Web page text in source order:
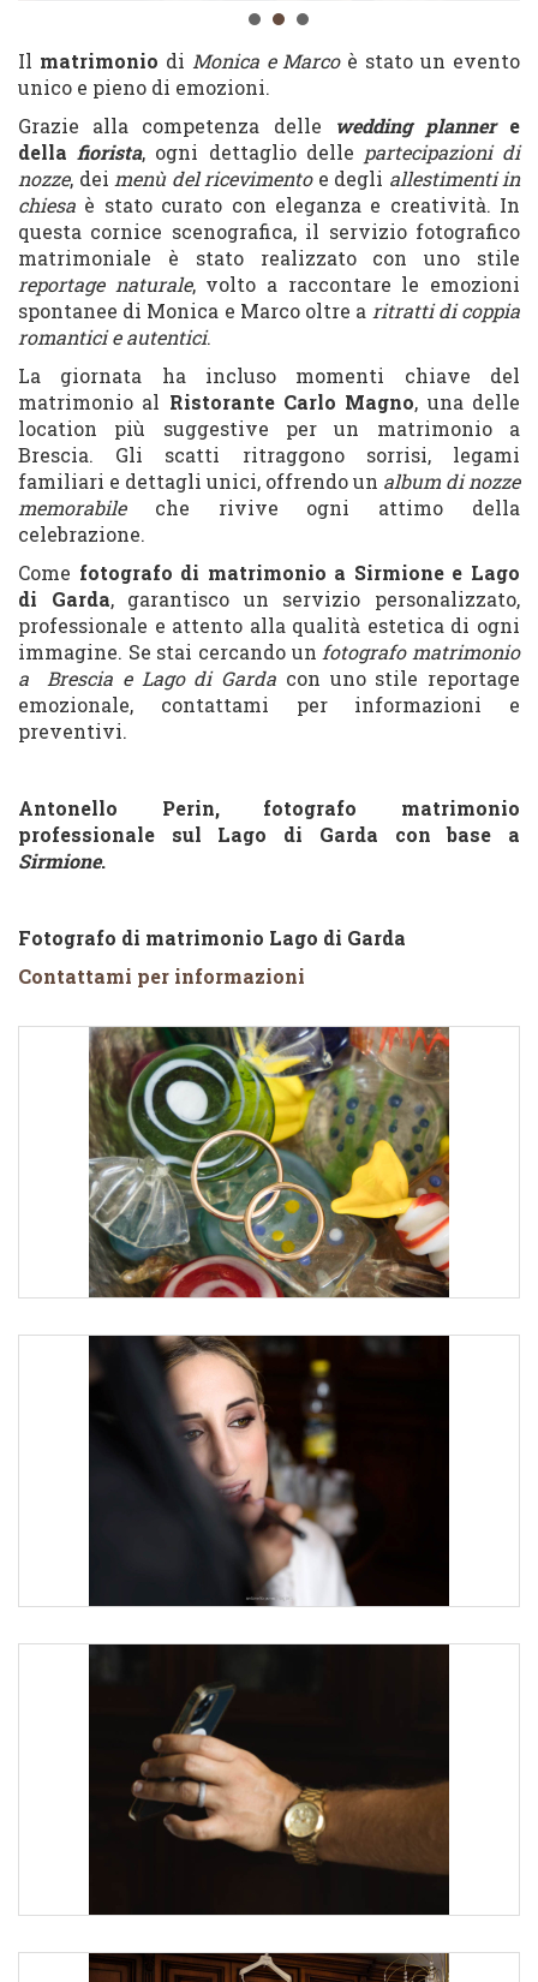
Il matrimonio di Monica e Marcoè stato un evento
unico e pieno di emozioni.
Grazie alla competenza delle
wedding plannere
dellafiorista, ogni dettaglio delle partecipazioni di
nozze, dei menù del ricevimentoe degli allestimenti in
chiesa è stato curato con eleganza e creatività. In
questa cornice scenografica, il servizio fotografico
matrimoniale è stato realizzato con uno stile
reportage naturale, volto a raccontare le emozioni
spontanee di Monica e Marco oltre a ritratti di coppia
romantici e autentici.
La giornata ha incluso momenti chiave del
matrimonio al Ristorante Carlo Magno, una delle
location più suggestive per un matrimonio a
Brescia. Gli scatti ritraggono sorrisi, legami
familiari e dettagli unici, offrendo un album di nozze
memorabileche rivive ogni attimo della
celebrazione.
Come fotografo di matrimonio a Sirmione e Lago
di Garda, garantisco un servizio personalizzato,
professionale e attento alla qualità estetica di ogni
immagine. Se stai cercando un fotografo matrimonio
a Brescia e Lago di Garda con uno stile reportage
emozionale, contattami per informazioni e
preventivi.
Antonello Perin, fotografo matrimonio
professionale sul Lago di Garda con base a
Sirmione.
Fotografo di matrimonio Lago di Garda
Contattami per informazioni